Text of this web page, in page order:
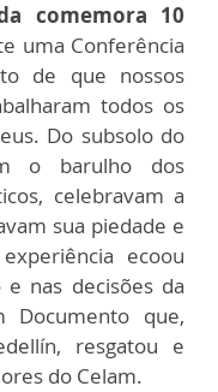
comemora 10
uma Conferência
de que nossos
todos os
Do subsolo do
o barulho dos
celebravam a
sua piedade e
ecoou
nas decisões da
Documento que,
resgatou e
do Celam.